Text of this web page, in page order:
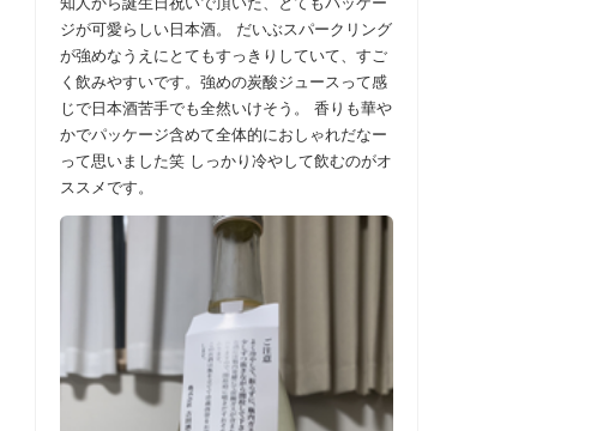
ジが可愛らしい日本酒。 だいぶスパークリング
が強めなうえにとてもすっきりしていて、すご
く飲みやすいです。強めの炭酸ジュースって感
じで日本酒苦手でも全然いけそう。 香りも華や
かでパッケージ含めて全体的におしゃれだなー
って思いました笑 しっかり冷やして飲むのがオ
ススメです。